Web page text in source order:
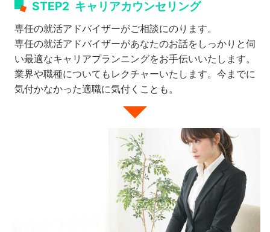
STEP2 キャリアカウンセリング
専任の就活アドバイザーがご相談にのります。
専任の就活アドバイザーがあなたのお話をしっかりと伺
い最適なキャリアプランニングをお手伝いいたします。
業界や職種についてもレクチャーいたします。今までに
気付かなかった適職に気付くことも。